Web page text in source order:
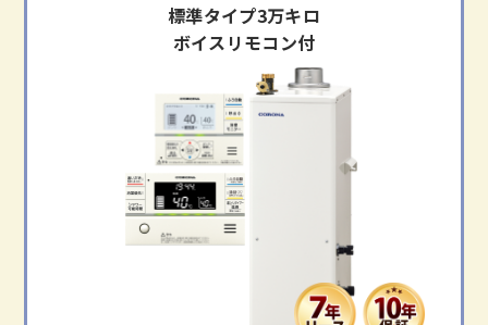
標準タイプ3万キロ
ボイスリモコン付